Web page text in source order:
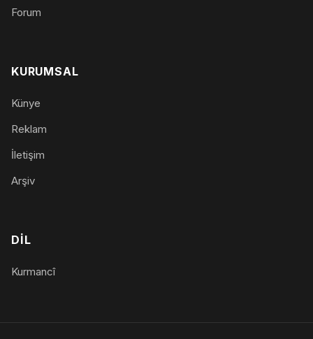
Forum
KURUMSAL
Künye
Reklam
İletişim
Arşiv
DIL
Kurmancî